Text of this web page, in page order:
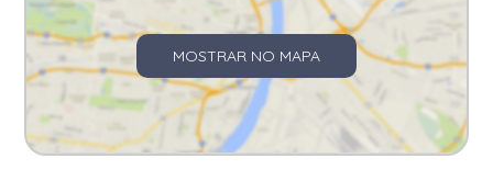
MOSTRAR NO MAPA